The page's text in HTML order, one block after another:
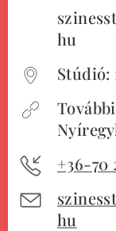
hu
Stúdió:
+36-70
hu